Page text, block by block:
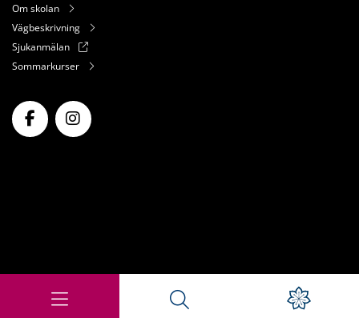
Om skolan
Vägbeskrivning
Sjukanmälan
Sommarkurser